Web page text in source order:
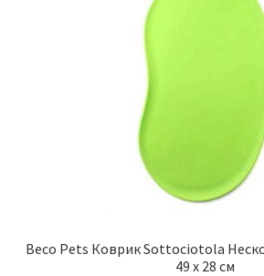
Beco Pets Коврик Sottociotola
49 х 28 см